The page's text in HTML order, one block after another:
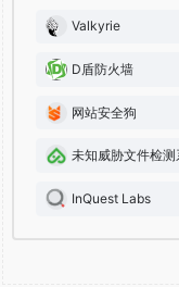
Valkyrie
D盾防火墙
网站安全狗
未知威胁文件检测
InQuest Labs